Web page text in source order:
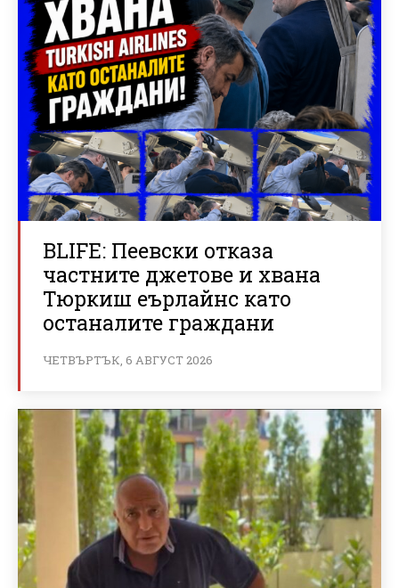
BLIFE: Пеевски отказа
частните джетове и хвана
Тюркиш еърлайнс като
останалите граждани
ЧЕТВЪРТЪК, 6 АВГУСТ 2026